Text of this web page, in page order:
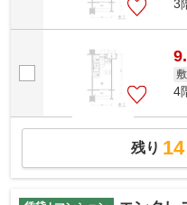
3
4
残り 14